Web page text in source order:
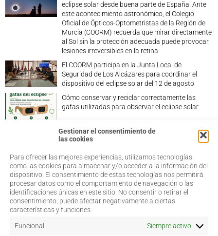
Gestionar el consentimiento de
las cookies
Para ofrecer las mejores experiencias, utilizamos tecnologías
como las cookies para almacenar y/o acceder a la información del
dispositivo. El consentimiento de estas tecnologías nos permitirá
procesar datos como el comportamiento de navegación o las
identificaciones únicas en este sitio. No consentir o retirar el
consentimiento, puede afectar negativamente a ciertas
características y funciones.
Funcional Siempre activo
eclipse solar desde buena parte de España. Ante
este acontecimiento astronómico, el Colegio
Oficial de Ópticos-Optometristas de la Región de
Murcia (COORM) recuerda que mirar directamente
al Sol sin la protección adecuada puede provocar
lesiones irreversibles en la retina.
El COORM participa en la Junta Local de
Seguridad de Los Alcázares para coordinar el
dispositivo del eclipse solar del 12 de agosto
Cómo conservar y reciclar correctamente las
gafas utilizadas para observar el eclipse solar
968 20 87 67
admin@coorm.org
Miguel Vivancos, 4
30007 Murcia
Salud Visual
Profesionales
Quiénes somos
Actualidad
Contacto